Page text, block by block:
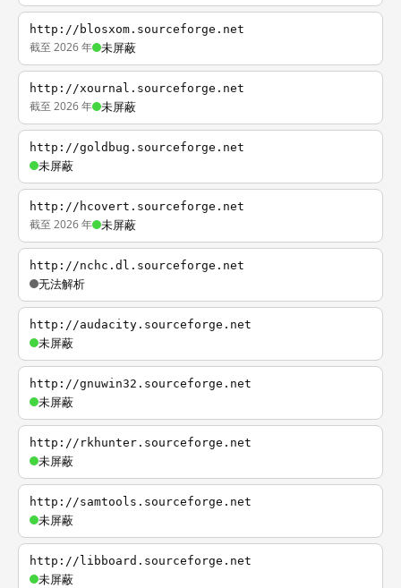
http://blosxom.sourceforge.net
截至 2026 年 未屏蔽
http://xournal.sourceforge.net
截至 2026 年 未屏蔽
http://goldbug.sourceforge.net
未屏蔽
http://hcovert.sourceforge.net
截至 2026 年 未屏蔽
http://nchc.dl.sourceforge.net
无法解析
http://audacity.sourceforge.net
未屏蔽
http://gnuwin32.sourceforge.net
未屏蔽
http://rkhunter.sourceforge.net
未屏蔽
http://samtools.sourceforge.net
未屏蔽
http://libboard.sourceforge.net
未屏蔽